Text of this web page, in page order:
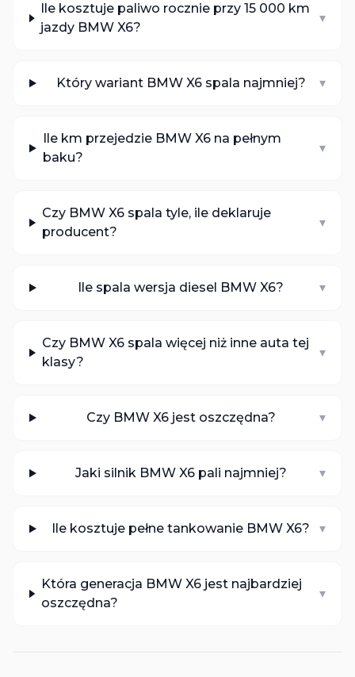
Ile kosztuje paliwo rocznie przy 15 000 km
jazdy BMW X6?
▾
Który wariant BMW X6 spala najmniej? ▾
Ile km przejedzie BMW X6 na pełnym
baku?
▾
Czy BMW X6 spala tyle, ile deklaruje
producent?
▾
Ile spala wersja diesel BMW X6? ▾
Czy BMW X6 spala więcej niż inne auta tej
klasy?
▾
Czy BMW X6 jest oszczędna? ▾
Jaki silnik BMW X6 pali najmniej? ▾
Ile kosztuje pełne tankowanie BMW X6? ▾
Która generacja BMW X6 jest najbardziej
oszczędna?
▾